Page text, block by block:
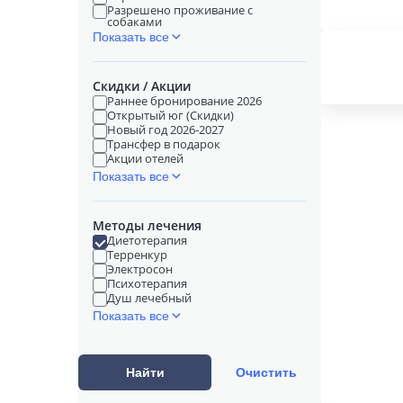
Разрешено проживание с
собаками
Показать все
Скидки / Акции
Раннее бронирование 2026
Открытый юг (Скидки)
Новый год 2026-2027
Трансфер в подарок
Акции отелей
Показать все
Методы лечения
Диетотерапия
Терренкур
Электросон
Психотерапия
Душ лечебный
Показать все
Найти Очистить